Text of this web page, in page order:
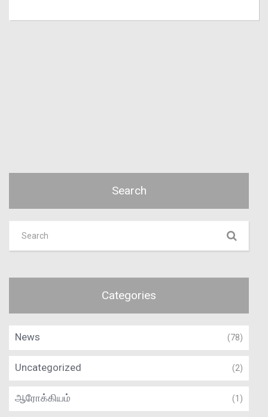
Search
Categories
News (78)
Uncategorized (2)
ஆரோக்கியம் (1)